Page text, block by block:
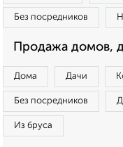
Без посредников
Продажа домов,
Дома Дачи
Без посредников
Из бруса